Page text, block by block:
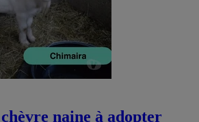
naine à adopter